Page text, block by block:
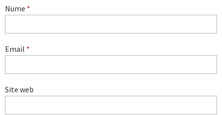
Nume *
Email *
Site web